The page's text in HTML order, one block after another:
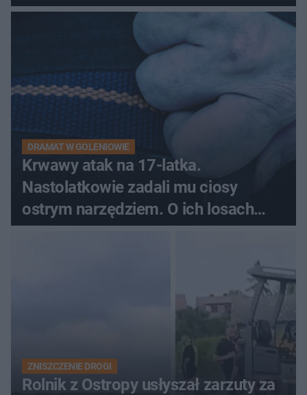
pytali, czy to Mad Max!
DRAMAT W GOLENIOWIE
Krwawy atak na 17-latka.
Nastolatkowie zadali mu ciosy
ostrym narzędziem. O ich losach
zdecyduje sąd rodzinny
ZNISZCZENIE DROGI
Rolnik z Ostropy usłyszał zarzuty za